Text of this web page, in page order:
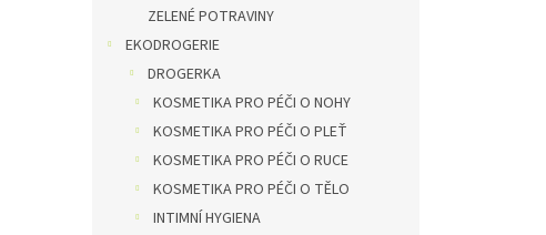
ZELENÉ POTRAVINY
EKODROGERIE
DROGERKA
KOSMETIKA PRO PÉČI O NOHY
KOSMETIKA PRO PÉČI O PLEŤ
KOSMETIKA PRO PÉČI O RUCE
KOSMETIKA PRO PÉČI O TĚLO
INTIMNÍ HYGIENA